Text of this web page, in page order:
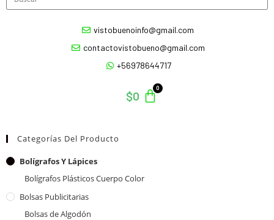
vistobuenoinfo@gmail.com
contactovistobueno@gmail.com
+56978644717
$0
Categorías Del Producto
Bolígrafos Y Lápices
Bolígrafos Plásticos Cuerpo Color
Bolsas Publicitarias
Bolsas de Algodón